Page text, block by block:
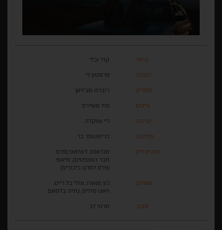
בימוי קול ובלי
הפקה פרסטון לי
תסריט רוברט מצ'ויאן
צילום פול מאיירס
עריכה ג'יי שוקלה
מוזיקה כריסטופר בר
פסטיבלים
סנדאנס, דאלאס (פרס
חבר השופטים), מיאמי
(פרס לסרט ביכורים)
משחק
ג'ון מגארו, מולי בל רייט,
ויאט סוליס, טליה בלסאם
מקור סרטי לב